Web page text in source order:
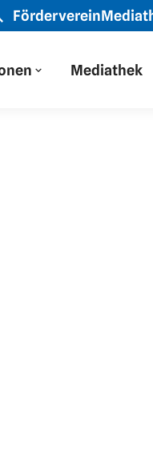
Osteuropa durch
Förderverein
Mediathek